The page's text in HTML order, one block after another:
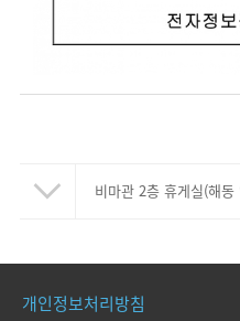
비마관 2층 휴게실(해
개인정보처리방침